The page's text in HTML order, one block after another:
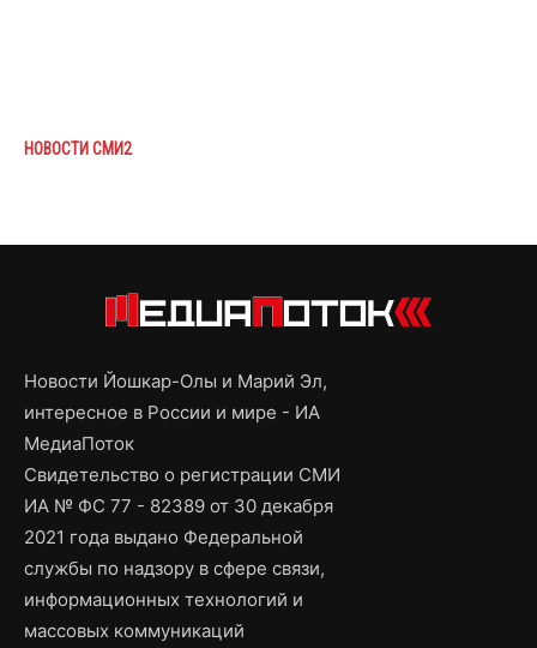
НОВОСТИ СМИ2
Новости Йошкар-Олы и Марий Эл,
интересное в России и мире - ИА
МедиаПоток
Свидетельство о регистрации СМИ
ИА № ФС 77 - 82389 от 30 декабря
2021 года выдано Федеральной
службы по надзору в сфере связи,
информационных технологий и
массовых коммуникаций